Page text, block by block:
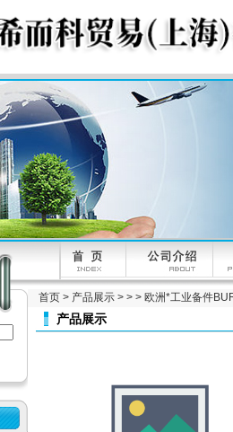
首页 > 产品展示 > > > 欧洲*工业备件
产品展示